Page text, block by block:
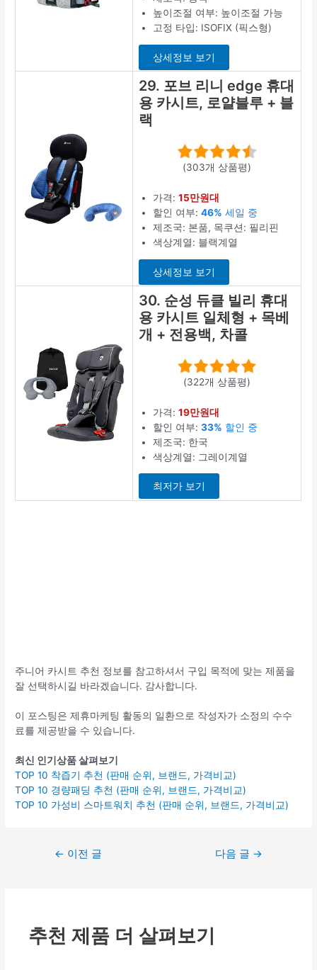
높이조절 여부: 높이조절 가능
고정 타입: ISOFIX (픽스형)
상세정보 보기
29. 포브 리니 edge 휴대
용 카시트, 로얄블루 + 블
랙
(303개 상품평)
가격:15만원대
할인 여부:46% 세일 중
제조국: 본품, 목쿠션: 필리핀
색상계열: 블랙계열
상세정보 보기
30. 순성 듀클 빌리 휴대
용 카시트 일체형 + 목베
개 + 전용백, 차콜
(322개 상품평)
가격:19만원대
할인 여부:33% 할인 중
제조국: 한국
색상계열: 그레이계열
최저가 보기
주니어 카시트 추천 정보를 참고하셔서 구입 목적에 맞는 제품을
잘 선택하시길 바라겠습니다. 감사합니다.
이 포스팅은 제휴마케팅 활동의 일환으로 작성자가 소정의 수수
료를 제공받을 수 있습니다.
최신 인기상품 살펴보기
TOP 10 착즙기 추천 (판매 순위, 브랜드, 가격비교)
TOP 10 경량패딩 추천 (판매 순위, 브랜드, 가격비교)
TOP 10 가성비 스마트워치 추천 (판매 순위, 브랜드, 가격비교)
← 이전 글 다음 글 →
추천 제품 더 살펴보기